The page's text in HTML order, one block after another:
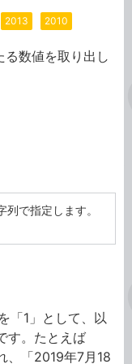
2013 2010
る数値を取り出し
で指定します。
「1」として、以
す。たとえば
、「2019年7月18